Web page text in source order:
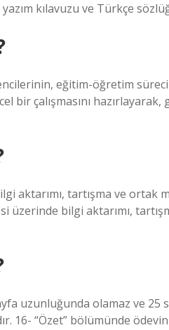
kılavuzu ve Türkçe
eğitim-öğretim
çalışmasını hazırlayarak,
aktarımı, tartışma ve ortak
üzerinde bilgi aktarımı,
uzunluğunda olamaz ve 25
16- “Özet” bölümünde